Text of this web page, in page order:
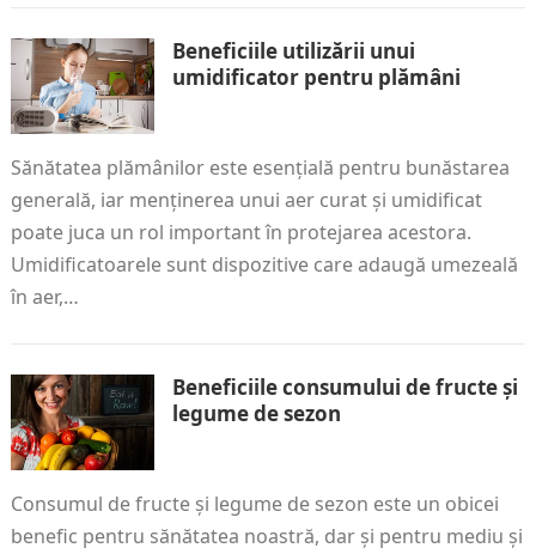
Beneficiile utilizării unui
umidificator pentru plămâni
Sănătatea plămânilor este esențială pentru bunăstarea
generală, iar menținerea unui aer curat și umidificat
poate juca un rol important în protejarea acestora.
Umidificatoarele sunt dispozitive care adaugă umezeală
în aer,…
Beneficiile consumului de fructe și
legume de sezon
Consumul de fructe și legume de sezon este un obicei
benefic pentru sănătatea noastră, dar și pentru mediu și